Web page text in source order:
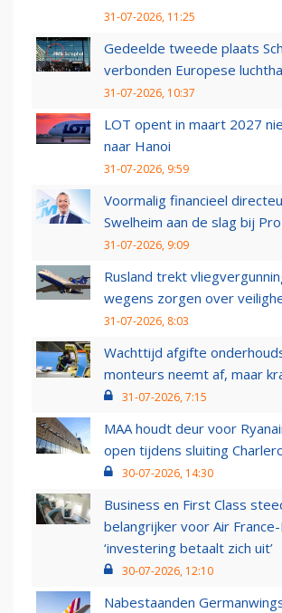
31-07-2026, 11:25
Gedeelde tweede plaats
verbonden Europese
31-07-2026, 10:37
LOT opent in maart 2027
naar Hanoi
31-07-2026, 9:59
Voormalig financieel
Swelheim aan de slag bij
31-07-2026, 9:09
Rusland trekt
wegens zorgen over
31-07-2026, 8:03
Wachttijd afgifte
monteurs neemt af, maar
31-07-2026, 7:15
MAA houdt deur voor
open tijdens sluiting
30-07-2026, 14:30
Business en First Class
belangrijker voor Air France-
‘investering betaalt zich uit’
30-07-2026, 12:10
Nabestaanden